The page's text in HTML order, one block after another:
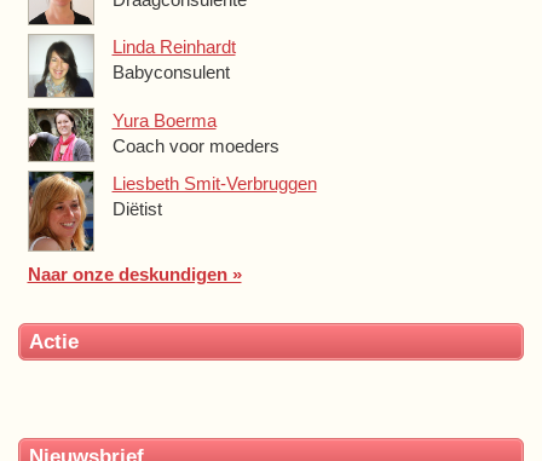
Linda Reinhardt
Babyconsulent
Yura Boerma
Coach voor moeders
Liesbeth Smit-Verbruggen
Diëtist
Naar onze deskundigen »
Actie
Nieuwsbrief